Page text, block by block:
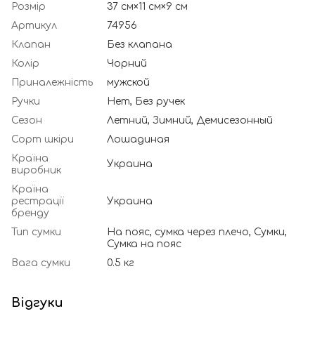
Розмір
37 см×11 см×9 см
Артикул
74956
Клапан
Без клапана
Колір
Чорний
Приналежність
мужской
Ручки
Нет, Без ручек
Сезон
Летний, Зимний, Демисезонный
Сорт шкіри
Лошадиная
Країна
виробник
Украина
Країна
рестрації
бренду
Украина
Тип сумки
На пояс, сумка через плечо, Сумки,
Сумка на пояс
Вага сумки
0.5 кг
Відгуки